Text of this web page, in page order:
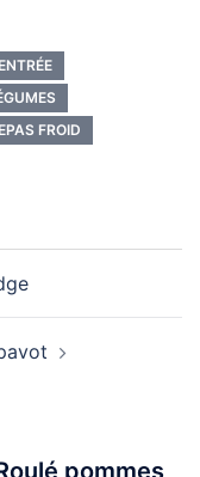
ENTRÉE
FROID
pommes